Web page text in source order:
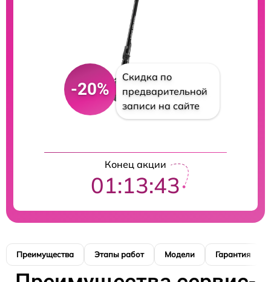
-20%
Скидка по
предварительной
записи на сайте
Конец акции
01:13:42
Преимущества Этапы работ Модели Гарантия